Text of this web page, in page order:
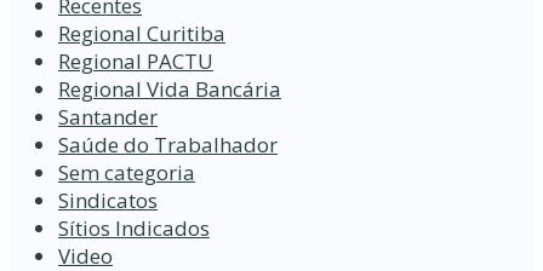
Regional Curitiba
Regional PACTU
Regional Vida Bancária
Santander
Saúde do Trabalhador
Sem categoria
Sindicatos
Sítios Indicados
Video